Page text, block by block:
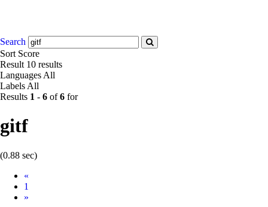
Search
Sort Score
Result 10 results
Languages All
Labels All
Results 1 - 6 of6 for
gitf
(0.88 sec)
«
1
Next
»